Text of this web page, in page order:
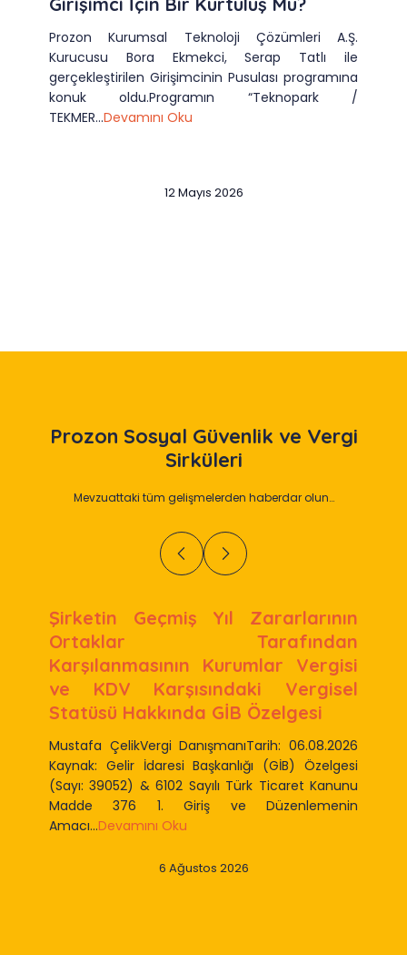
Prozon Kurumsal Teknoloji Çözümleri A.Ş.
Kurucusu Bora Ekmekci, Serap Tatlı ile
gerçekleştirilen Girişimcinin Pusulası programına
konuk oldu.Programın “Teknopark /
TEKMER...Devamını Oku
12 Mayıs 2026
Prozon Sosyal Güvenlik ve Vergi
Sirküleri
Mevzuattaki tüm gelişmelerden haberdar olun…
Şirketin Geçmiş Yıl Zararlarının
Ortaklar Tarafından
Karşılanmasının Kurumlar Vergisi
ve KDV Karşısındaki Vergisel
Statüsü Hakkında GİB Özelgesi
Mustafa ÇelikVergi DanışmanıTarih: 06.08.2026
Kaynak: Gelir İdaresi Başkanlığı (GİB) Özelgesi
(Sayı: 39052) & 6102 Sayılı Türk Ticaret Kanunu
Madde 376 1. Giriş ve Düzenlemenin
Amacı...Devamını Oku
6 Ağustos 2026